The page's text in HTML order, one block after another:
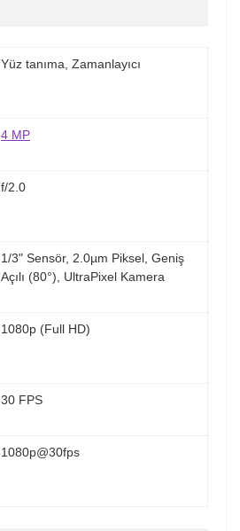
Yüz tanıma, Zamanlayıcı
4 MP
f/2.0
1/3" Sensör, 2.0µm Piksel, Geniş
Açılı (80°), UltraPixel Kamera
1080p (Full HD)
30 FPS
1080p@30fps